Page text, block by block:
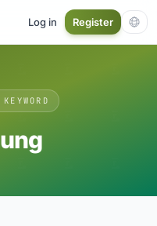
Log in Register